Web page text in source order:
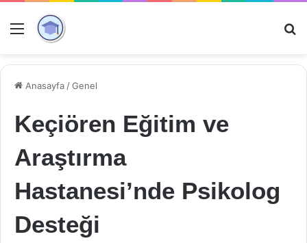
Menü
Anasayfa /Genel
Keçiören Eğitim ve
Araştırma
Hastanesi’nde Psikolog
Desteği